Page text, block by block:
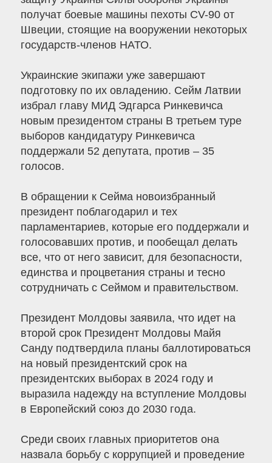
получат боевые машины пехоты CV-90 от
Швеции, стоящие на вооружении некоторых
государств-членов НАТО.
Украинские экипажи уже завершают
подготовку по их овладению. Сейм Латвии
избрал главу МИД Эдгарса Ринкевичса
новым президентом страны В третьем туре
выборов кандидатуру Ринкевичса
поддержали 52 депутата, против – 35
голосов.
В обращении к Сейма новоизбранный
президент поблагодарил и тех
парламентариев, которые его поддержали и
голосовавших против, и пообещал делать
все, что от него зависит, для безопасности,
единства и процветания страны и тесно
сотрудничать с Сеймом и правительством.
Президент Молдовы заявила, что идет на
второй срок Президент Молдовы Майя
Санду подтвердила планы баллотироваться
на новый президентский срок на
президентских выборах в 2024 году и
выразила надежду на вступление Молдовы
в Европейский союз до 2030 года.
Среди своих главных приоритетов она
назвала борьбу с коррупцией и проведение